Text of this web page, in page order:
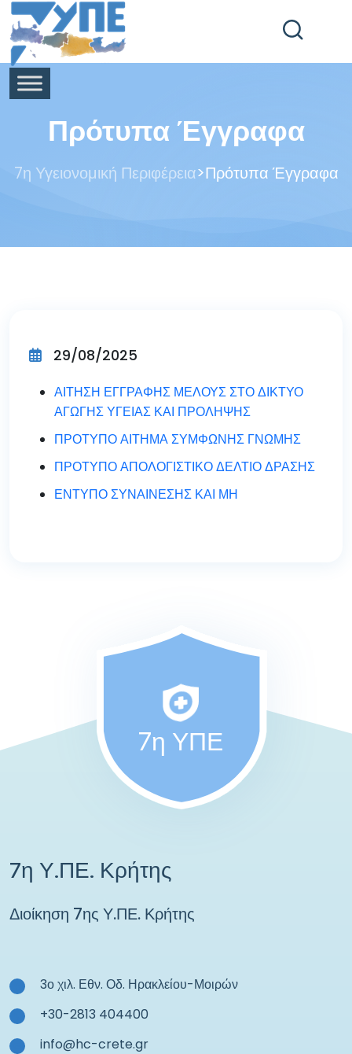
End Header Section -->
Πρότυπα Έγγραφα
7η Υγειονομική Περιφέρεια>Πρότυπα Έγγραφα
29/08/2025
ΑΙΤΗΣΗ ΕΓΓΡΑΦΗΣ ΜΕΛΟΥΣ ΣΤΟ ΔΙΚΤΥΟ
ΑΓΩΓΗΣ ΥΓΕΙΑΣ ΚΑΙ ΠΡΟΛΗΨΗΣ
ΠΡΟΤΥΠΟ ΑΙΤΗΜΑ ΣΥΜΦΩΝΗΣ ΓΝΩΜΗΣ
ΠΡΟΤΥΠΟ ΑΠΟΛΟΓΙΣΤΙΚΟ ΔΕΛΤΙΟ ΔΡΑΣΗΣ
ΕΝΤΥΠΟ ΣΥΝΑΙΝΕΣΗΣ ΚΑΙ ΜΗ
7η ΥΠΕ
7η Υ.ΠΕ. Κρήτης
Διοίκηση 7ης Υ.ΠΕ. Κρήτης
3ο χιλ. Εθν. Οδ. Ηρακλείου-Μοιρών
+30-2813 404400
info@hc-crete.gr